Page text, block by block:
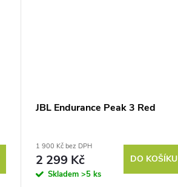
JBL Endurance Peak 3 Red
1 900 Kč bez DPH
2 299 Kč
Skladem >5 ks
DO KOŠÍKU